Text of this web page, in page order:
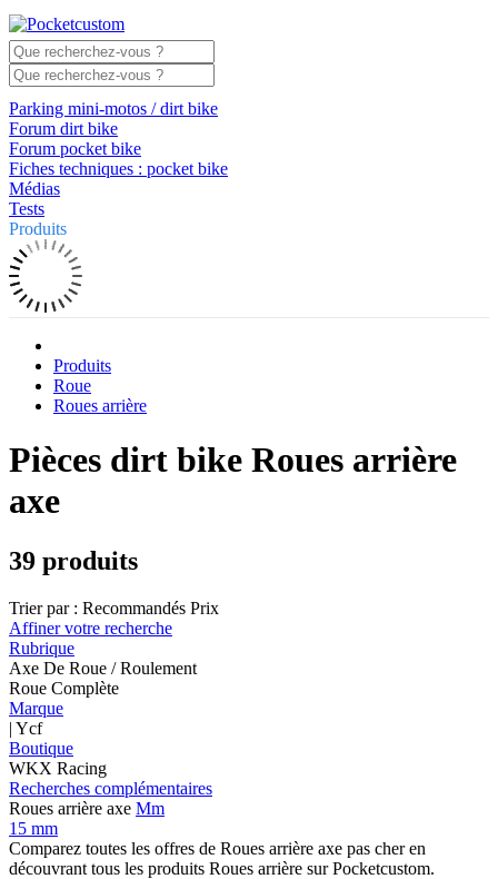
Parking mini-motos / dirt bike
Forum dirt bike
Forum pocket bike
Fiches techniques : pocket bike
Médias
Tests
Produits
Produits
Roue
Roues arrière
Pièces dirt bike Roues arrière
axe
39 produits
Trier par : Recommandés Prix
Affiner votre recherche
Rubrique
Axe De Roue / Roulement
Roue Complète
Marque
| Ycf
Boutique
WKX Racing
Recherches complémentaires
Roues arrière axe Mm
15 mm
Comparez toutes les offres de Roues arrière axe pas cher en
découvrant tous les produits Roues arrière sur Pocketcustom.